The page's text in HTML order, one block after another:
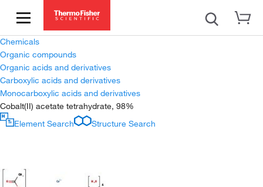
Chemicals
Organic compounds
Organic acids and derivatives
Carboxylic acids and derivatives
Monocarboxylic acids and derivatives
Cobalt(II) acetate tetrahydrate, 98%
Element Search
Structure Search